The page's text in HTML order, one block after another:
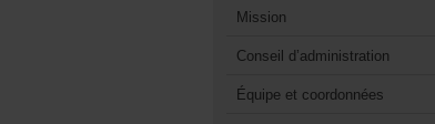
Mission
Conseild’administration
Équipeetcoordonnées